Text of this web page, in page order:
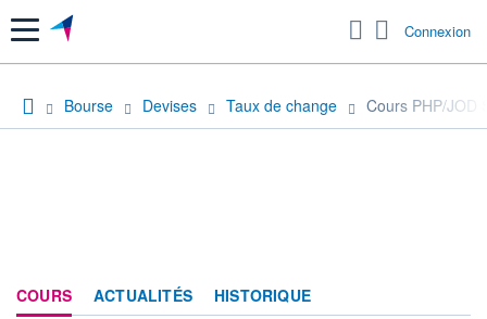
Menu Connexion
Bourse Devises Taux de change Cours PHP/JOD
COURS ACTUALITÉS HISTORIQUE